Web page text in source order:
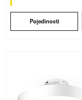
Pojedinosti